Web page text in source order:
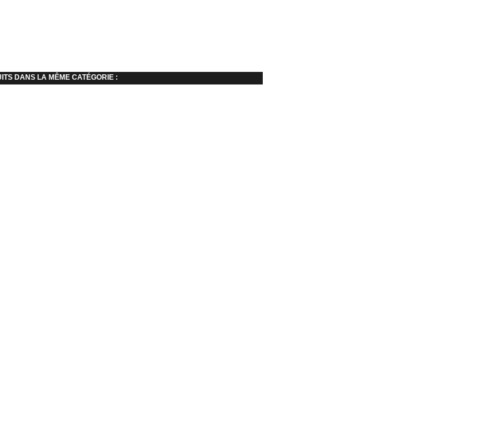
DANS LA MÊME CATÉGORIE :